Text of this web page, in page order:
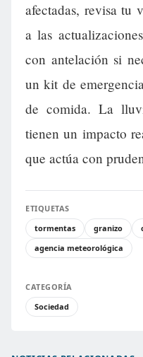
afectadas, revisa tu
a las
con antelación si
un kit de
de comida. La
tienen un impacto
que actúa con
ETIQUETAS
tormentas
granizo
agencia meteorológica
CATEGORÍA
Sociedad